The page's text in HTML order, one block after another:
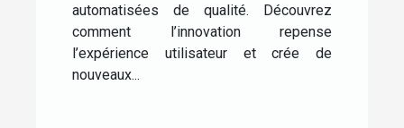
automatisées de qualité. Découvrez
comment l’innovation repense
l’expérience utilisateur et crée de
nouveaux...